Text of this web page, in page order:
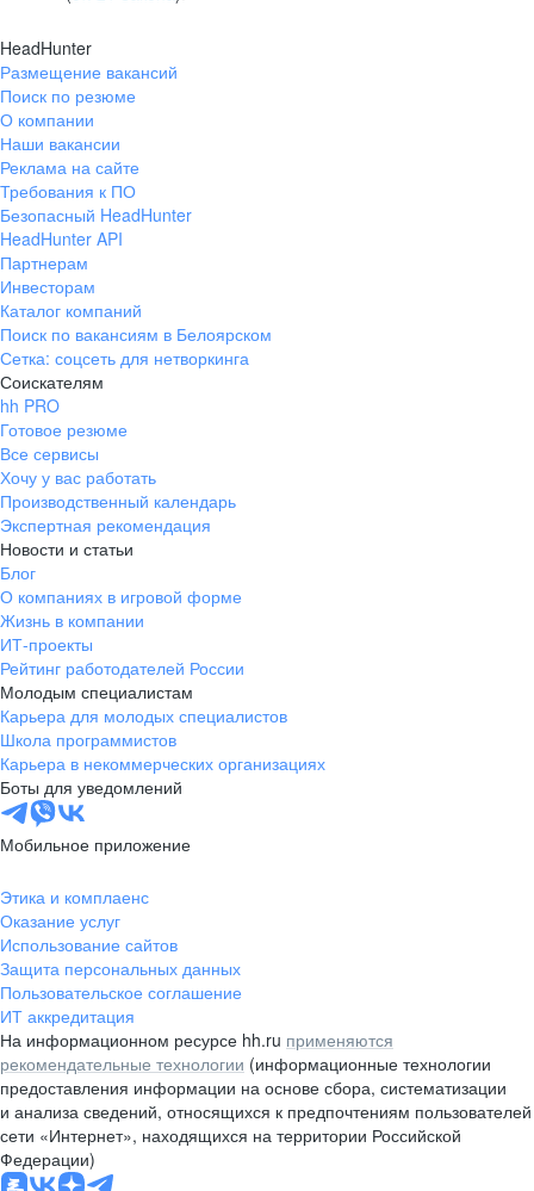
HeadHunter
Размещение вакансий
Поиск по резюме
О компании
Наши вакансии
Реклама на сайте
Требования к ПО
Безопасный HeadHunter
HeadHunter API
Партнерам
Инвесторам
Каталог компаний
Поиск по вакансиям в Белоярском
Сетка: соцсеть для нетворкинга
Соискателям
hh PRO
Готовое резюме
Все сервисы
Хочу у вас работать
Производственный календарь
Экспертная рекомендация
Новости и статьи
Блог
О компаниях в игровой форме
Жизнь в компании
ИТ-проекты
Рейтинг работодателей России
Молодым специалистам
Карьера для молодых специалистов
Школа программистов
Карьера в некоммерческих организациях
Боты для уведомлений
Мобильное приложение
Этика и комплаенс
Оказание услуг
Использование сайтов
Защита персональных данных
Пользовательское соглашение
ИТ аккредитация
На информационном ресурсе hh.ru применяются
рекомендательные технологии (информационные технологии
предоставления информации на основе сбора, систематизации
и анализа сведений, относящихся к предпочтениям пользователей
сети «Интернет», находящихся на территории Российской
Федерации)